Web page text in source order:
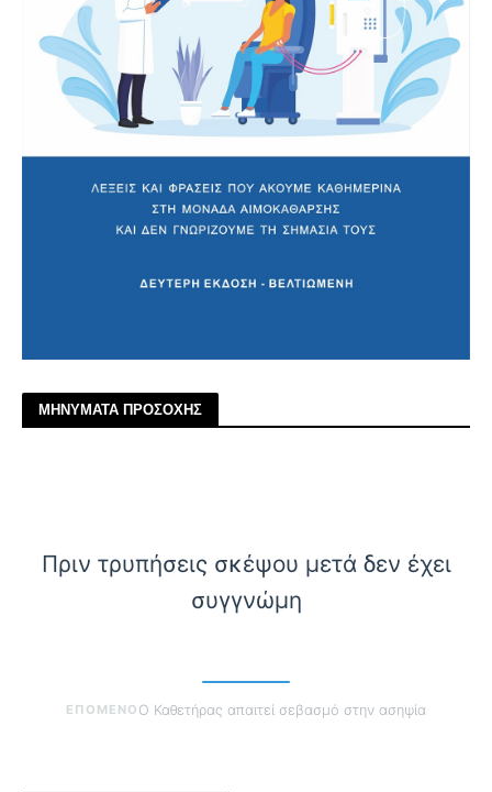
ΜΗΝΥΜΑΤΑ ΠΡΟΣΟΧΗΣ
Πριν τρυπήσεις σκέψου μετά δεν έχει
συγγνώμη
ΕΠΟΜΕΝΟ Ο Καθετήρας απαιτεί σεβασμό στην ασηψία